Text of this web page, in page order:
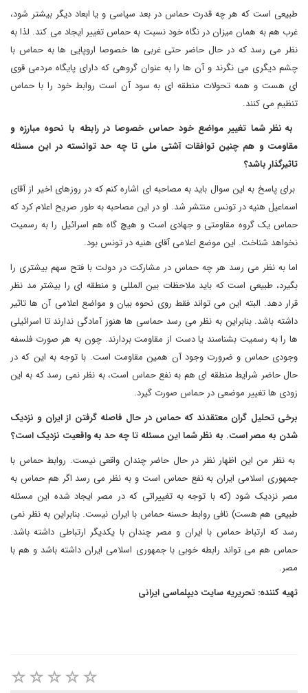
طبیعی است که هر چه قدرت حماس در بعد سیاسی و یا ابعاد دیگر بیشتر شود،
غرب هم به همان میزان در نگاه خود نسبت به حماس تغییر ایجاد می کند. لذا به
نظر می رسد که در حال حاضر حتی غربی ها خصوصا اروپایی ها به حماس با
چشم دیگری می نگرند و آن ها را به عنوان گروهی که دارای پایگاه مردمی قوی
ای هست و همه تحولات منطقه ای به سود آن است روابط خود را با حماس
تنظیم می کنند.
به نظر شما تغییر مواضع خود حماس خصوصا در رابطه با نحوه مبارزه و
مقاومت و هم چنین توافقات آشتی ملی تا چه حد توانسته در این مسئله
تاثیرگذار باشد؟
برای پاسخ به این سوال باید به مصاحبه ای اشاره کنم که در روزهای اخیر از آقای
اسماعیل هنیه در تونس منتشر شد. او در این مصاحبه به طور صریح اعلام کرد که
حماس یک گروه مقاومتی و جهادی است و هیچ گاه هم اسرائیل را به رسمیت
نخواهد شناخت. این موضع اعلامی آقای هنیه در تونس بود.
اما به نظر می رسد هر چه حماس در مشارکت در دولت با فتح سهم بیشتری را
بگیرد، طبیعی است که باید ملاحظات بین المللی و منطقه ای را بیشتر مد نظر
قرار دهد. البته این می تواند فقط روی نحوه بیان و مواضع اعلامی آن ها تاثیر
داشته باشد. بنابراین به نظر می رسد حماسی ها هنوز آمادگی ندارند تا اسرائیلی
ها را به رسمیت بشناسند یا دست از مقاومت بردارند. چون به هر صورت فلسفه
وجودی حماس و ضرورت وجود آن همین مقاومت است. با توجه به این که در
حال حاضر شرایط منطقه ای هم به نفع حماس است، به نظر نمی رسد که به این
زودی ها تغییر موضعی در حماس صورت گیرد.
برخی تحلیل گران معتقدند که حماس در حال فاصله گرفتن از ایران و نزدیک
شدن به مصر است. به نظر شما این مسئله تا چه حد به واقعیت نزدیک است؟
به نظر من این اظهار نظر در حال حاضر چندان واقعی نیست. روابط حماس با
جمهوری اسلامی ایران به نفع حماس است و به نظر می رسد اگر هم حماس به
مصر نزدیک شود (که با توجه به تغییراتی که در مصر ایجاد شده این مسئله
طبیعی هم هست) نافی روابط حسنه حماس با ایران نیست. بنابراین به نظر نمی
رسد که ارتباط حماس با ایران و مصر چندان با یکدیگر ارتباطی داشته باشد.
حماس هم می تواند رابطه خوبی با جمهوری اسلامی ایران داشته باشد و هم با
مصر.
تهیه کننده: تحریریه سایت دیپلماسی ایرانی